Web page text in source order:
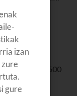
bideo eta
den 500
edukiko
bai eta
izan
gure